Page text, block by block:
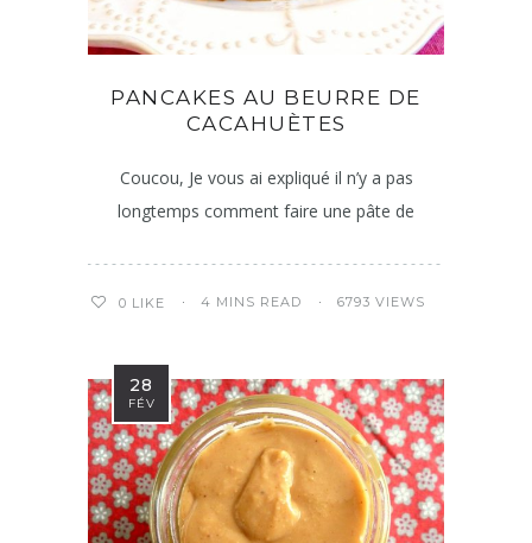
PANCAKES AU BEURRE DE
CACAHUÈTES
Coucou, Je vous ai expliqué il n’y a pas
longtemps comment faire une pâte de
0 LIKE 4 MINS READ 6793 VIEWS
28
FÉV